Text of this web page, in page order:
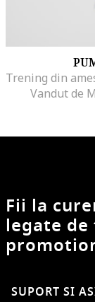
Vandut de
Fii la
legate
SUPORT SI